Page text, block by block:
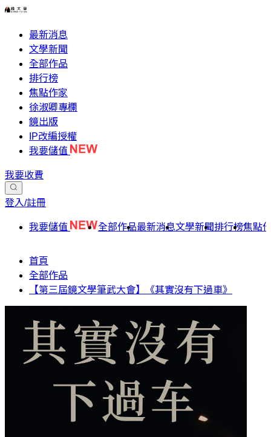
最新消息
文學新聞
全部作品
排行榜
焦點作家
徐淑卿專欄
鏡出版
IP改編授權
我要儲值
我要收費
登入/註冊
我要儲值 全部作品最新消息文學新聞排行榜焦點
首頁
全部作品
【第三屆鏡文學筆武大會】《其實沒有下過車》